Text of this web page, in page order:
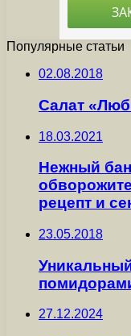
Популярные статьи
02.08.2018
Салат
18.03.2021
Нежный
рецепт и
23.05.2018
27.12.2024